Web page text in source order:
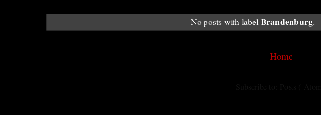
No posts with label Brandenburg.
Home